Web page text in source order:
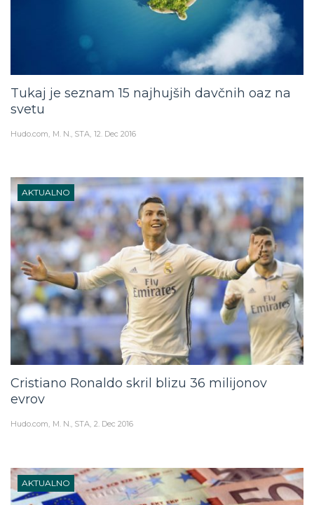
Tukaj je seznam 15 najhujših davčnih oaz na
svetu
Hudo.com M. N., STA 12. Dec 2016
AKTUALNO
Cristiano Ronaldo skril blizu 36 milijonov
evrov
Hudo.com M. N., STA 2. Dec 2016
AKTUALNO